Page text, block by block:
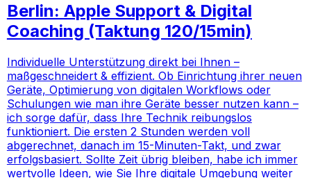
Berlin: Apple Support & Digital
Coaching (Taktung 120/15min)
Individuelle Unterstützung direkt bei Ihnen –
maßgeschneidert & effizient. Ob Einrichtung ihrer neuen
Geräte, Optimierung von digitalen Workflows oder
Schulungen wie man ihre Geräte besser nutzen kann –
ich sorge dafür, dass Ihre Technik reibungslos
funktioniert. Die ersten 2 Stunden werden voll
abgerechnet, danach im 15-Minuten-Takt, und zwar
erfolgsbasiert. Sollte Zeit übrig bleiben, habe ich immer
wertvolle Ideen, wie Sie Ihre digitale Umgebung weiter